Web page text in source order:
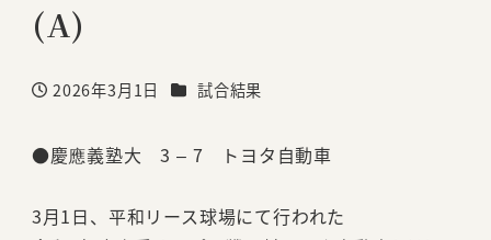
(A)
投稿日
2026年3月1日 カテゴリー
試合結果
●慶應義塾大 3 – 7 トヨタ自動車
3月1日、平和リース球場にて行われた